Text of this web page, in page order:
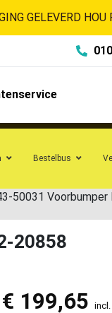
GELEVERD
Bestelbus
50031 Voorbumper
20858
€ 199,65